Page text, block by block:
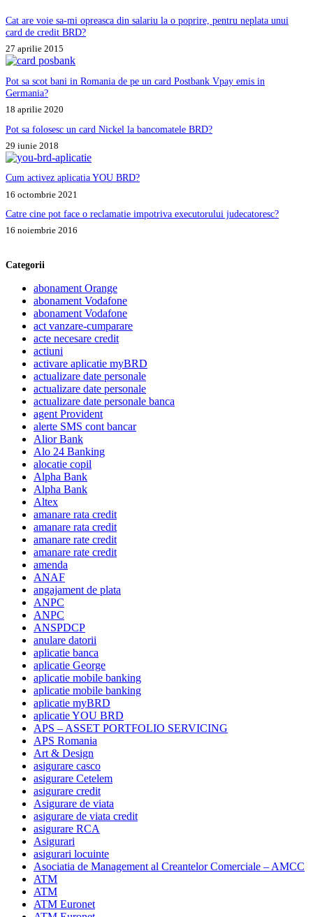
Cat are voie sa-mi opreasca din salariu la o poprire, pentru neplata unui
card de credit BRD?
27 aprilie 2015
Pot sa scot bani in Romania de pe un card Postbank Vpay emis in
Germania?
18 aprilie 2020
Pot sa folosesc un card Nickel la bancomatele BRD?
29 iunie 2018
Cum activez aplicatia YOU BRD?
16 octombrie 2021
Catre cine pot face o reclamatie impotriva executorului judecatoresc?
16 noiembrie 2016
Categorii
abonament Orange
abonament Vodafone
abonament Vodafone
act vanzare-cumparare
acte necesare credit
actiuni
activare aplicatie myBRD
actualizare date personale
actualizare date personale
actualizare date personale banca
agent Provident
alerte SMS cont bancar
Alior Bank
Alo 24 Banking
alocatie copil
Alpha Bank
Alpha Bank
Altex
amanare rata credit
amanare rata credit
amanare rate credit
amanare rate credit
amenda
ANAF
angajament de plata
ANPC
ANPC
ANSPDCP
anulare datorii
aplicatie banca
aplicatie George
aplicatie mobile banking
aplicatie mobile banking
aplicatie myBRD
aplicatie YOU BRD
APS – ASSET PORTFOLIO SERVICING
APS Romania
Art & Design
asigurare casco
asigurare Cetelem
asigurare credit
Asigurare de viata
asigurare de viata credit
asigurare RCA
Asigurari
asigurari locuinte
Asociatia de Management al Creantelor Comerciale – AMCC
ATM
ATM
ATM Euronet